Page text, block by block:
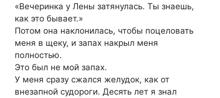
«Вечеринка у Лены затянулась. Ты знаешь,
как это бывает.»
Потом она наклонилась, чтобы поцеловать
меня в щеку, и запах накрыл меня
полностью.
Это был не мой запах.
У меня сразу сжался желудок, как от
внезапной судороги. Десять лет я знал